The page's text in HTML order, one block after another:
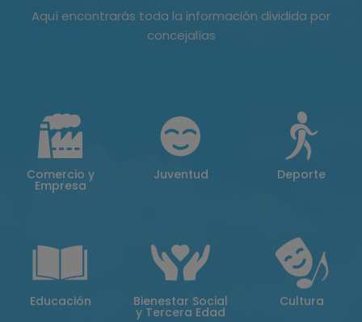
Aquí encontrarás toda la información dividida por
concejalías
Comercio y
Empresa
Juventud Deporte
Educación Bienestar Social
y Tercera Edad
Cultura